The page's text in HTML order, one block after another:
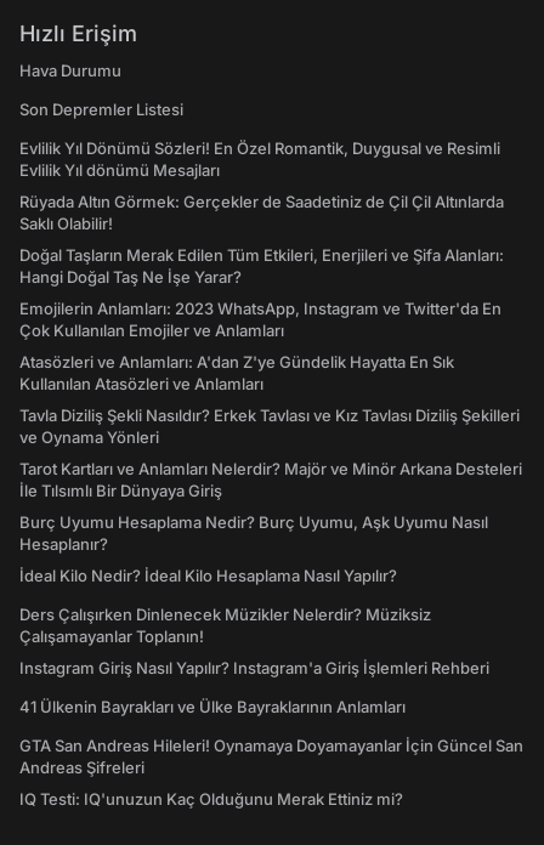
Hızlı Erişim
Hava Durumu
Son Depremler Listesi
Evlilik Yıl Dönümü Sözleri! En Özel Romantik, Duygusal ve Resimli
Evlilik Yıl dönümü Mesajları
Rüyada Altın Görmek: Gerçekler de Saadetiniz de Çil Çil Altınlarda
Saklı Olabilir!
Doğal Taşların Merak Edilen Tüm Etkileri, Enerjileri ve Şifa Alanları:
Hangi Doğal Taş Ne İşe Yarar?
Emojilerin Anlamları: 2023 WhatsApp, Instagram ve Twitter'da En
Çok Kullanılan Emojiler ve Anlamları
Atasözleri ve Anlamları: A'dan Z'ye Gündelik Hayatta En Sık
Kullanılan Atasözleri ve Anlamları
Tavla Diziliş Şekli Nasıldır? Erkek Tavlası ve Kız Tavlası Diziliş Şekilleri
ve Oynama Yönleri
Tarot Kartları ve Anlamları Nelerdir? Majör ve Minör Arkana Desteleri
İle Tılsımlı Bir Dünyaya Giriş
Burç Uyumu Hesaplama Nedir? Burç Uyumu, Aşk Uyumu Nasıl
Hesaplanır?
İdeal Kilo Nedir? İdeal Kilo Hesaplama Nasıl Yapılır?
Ders Çalışırken Dinlenecek Müzikler Nelerdir? Müziksiz
Çalışamayanlar Toplanın!
Instagram Giriş Nasıl Yapılır? Instagram'a Giriş İşlemleri Rehberi
41 Ülkenin Bayrakları ve Ülke Bayraklarının Anlamları
GTA San Andreas Hileleri! Oynamaya Doyamayanlar İçin Güncel San
Andreas Şifreleri
IQ Testi: IQ'unuzun Kaç Olduğunu Merak Ettiniz mi?